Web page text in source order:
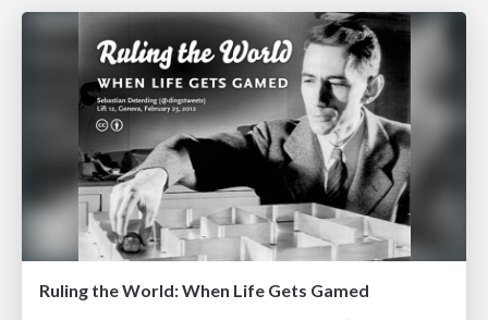
Ruling the World: When Life Gets Gamed